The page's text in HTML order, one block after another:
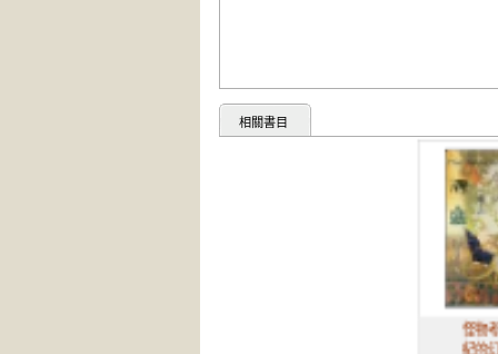
相關書目
怪物考：中世
紀的幻想文化